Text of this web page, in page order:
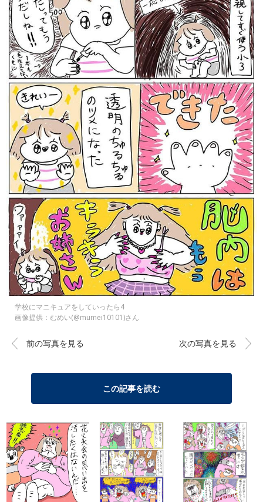
学校にマニキュアをしていったら4
画像提供：むめい(@mumei10101)さん
前の写真を見る 次の写真を見る
この記事を読む